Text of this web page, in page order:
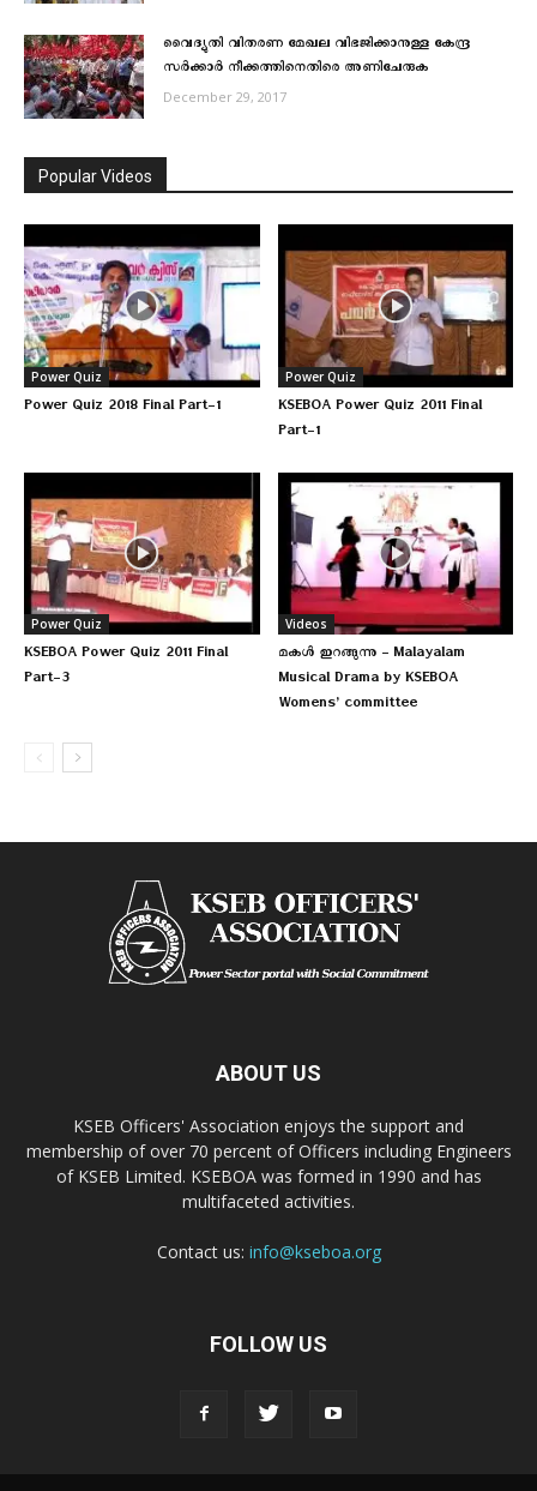
വൈദ്യുതി വിതരണ മേഖല വിഭജിക്കാനുള്ള കേന്ദ്ര
സര്‍ക്കാര്‍ നീക്കത്തിനെതിരെ അണിചേരുക
December 29, 2017
Popular Videos
Power Quiz
Power Quiz 2018 Final Part-1
Power Quiz
KSEBOA Power Quiz 2011 Final
Part-1
Power Quiz
KSEBOA Power Quiz 2011 Final
Part-3
Videos
മകള്‍ ഇറങ്ങുന്നു – Malayalam
Musical Drama by KSEBOA
Womens’ committee
ABOUT US
KSEB Officers' Association enjoys the support and
membership of over 70 percent of Officers including Engineers
of KSEB Limited. KSEBOA was formed in 1990 and has
multifaceted activities.
Contact us: info@kseboa.org
FOLLOW US